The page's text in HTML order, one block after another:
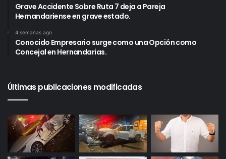
Grave Accidente Sobre Ruta 7 deja a Pareja
Hernandariense en grave estado.
4 semanas ago
Conocido Empresario surge como una Opción como
Concejal en Hernandarias.
Últimas publicaciones modificadas